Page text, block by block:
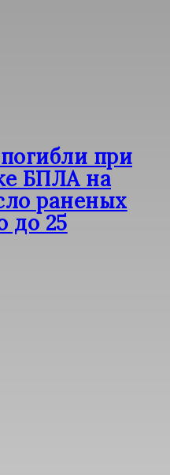
при
БПЛА на
раненых
до 25